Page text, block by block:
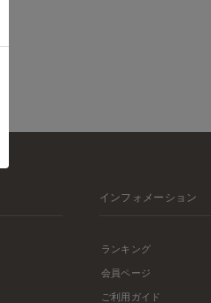
インフォメーション
ランキング
会員ページ
ご利用ガイド